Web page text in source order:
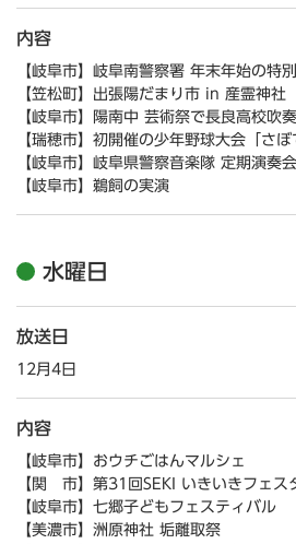
内容
【岐阜市】岐阜南警察署 年末年始の特
【笠松町】出張陽だまり市 in 産霊神社
【岐阜市】陽南中 芸術祭で長良高校吹
【瑞穂市】初開催の少年野球大会「さぼ
【岐阜市】岐阜県警察音楽隊 定期演奏会
【岐阜市】鵜飼の実演
水曜日
放送日
12月4日
内容
【岐阜市】おウチごはんマルシェ
【関 市】第31回SEKI いきいきフェス
【岐阜市】七郷子どもフェスティバル
【美濃市】洲原神社 垢離取祭